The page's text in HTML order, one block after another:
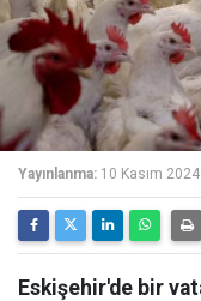
Yayınlanma: 10 Kasım
Eskişehir'de bir